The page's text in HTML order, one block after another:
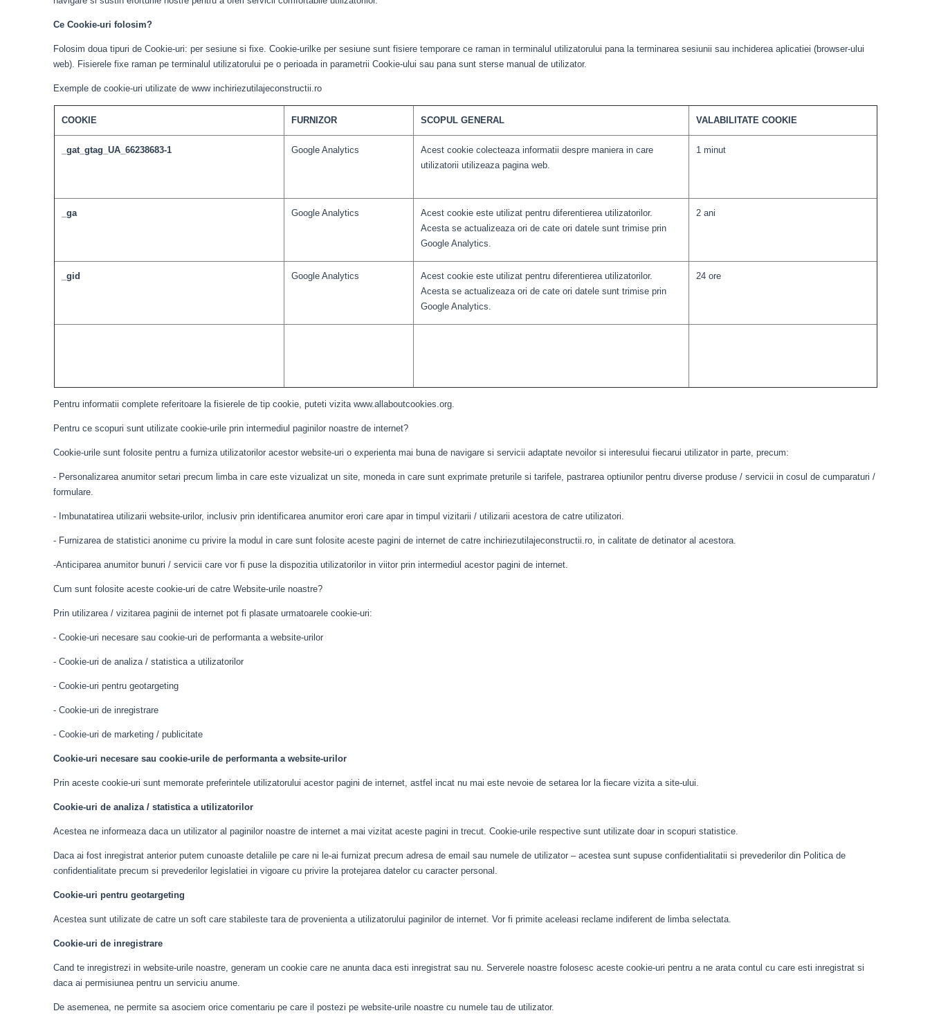
Ce Cookie-uri folosim?
Folosim doua tipuri de Cookie-uri: per sesiune si fixe. Cookie-urilke per sesiune sunt fisiere temporare ce raman in terminalul utilizatorului pana la terminarea sesiunii sau inchiderea aplicatiei (browser-ului
web). Fisierele fixe raman pe terminalul utilizatorului pe o perioada in parametrii Cookie-ului sau pana sunt sterse manual de utilizator.
Exemple de cookie-uri utilizate de www inchiriezutilajeconstructii.ro
COOKIE FURNIZOR SCOPUL GENERAL VALABILITATE COOKIE
_gat_gtag_UA_66238683-1 Google Analytics
Acest cookie colecteaza informatii despre maniera in care
utilizatorii utilizeaza pagina web.
1 minut
_ga Google Analytics
Acest cookie este utilizat pentru diferentierea utilizatorilor.
Acesta se actualizeaza ori de cate ori datele sunt trimise prin
Google Analytics.
2 ani
_gid Google Analytics
Acest cookie este utilizat pentru diferentierea utilizatorilor.
Acesta se actualizeaza ori de cate ori datele sunt trimise prin
Google Analytics.
24 ore
Pentru informatii complete referitoare la fisierele de tip cookie, puteti vizita www.allaboutcookies.org.
Pentru ce scopuri sunt utilizate cookie-urile prin intermediul paginilor noastre de internet?
Cookie-urile sunt folosite pentru a furniza utilizatorilor acestor website-uri o experienta mai buna de navigare si servicii adaptate nevoilor si interesului fiecarui utilizator in parte, precum:
- Personalizarea anumitor setari precum limba in care este vizualizat un site, moneda in care sunt exprimate preturile si tarifele, pastrarea optiunilor pentru diverse produse / servicii in cosul de cumparaturi /
formulare.
- Imbunatatirea utilizarii website-urilor, inclusiv prin identificarea anumitor erori care apar in timpul vizitarii / utilizarii acestora de catre utilizatori.
- Furnizarea de statistici anonime cu privire la modul in care sunt folosite aceste pagini de internet de catre inchiriezutilajeconstructii.ro, in calitate de detinator al acestora.
-Anticiparea anumitor bunuri / servicii care vor fi puse la dispozitia utilizatorilor in viitor prin intermediul acestor pagini de internet.
Cum sunt folosite aceste cookie-uri de catre Website-urile noastre?
Prin utilizarea / vizitarea paginii de internet pot fi plasate urmatoarele cookie-uri:
- Cookie-uri necesare sau cookie-uri de performanta a website-urilor
- Cookie-uri de analiza / statistica a utilizatorilor
- Cookie-uri pentru geotargeting
- Cookie-uri de inregistrare
- Cookie-uri de marketing / publicitate
Cookie-uri necesare sau cookie-urile de performanta a website-urilor
Prin aceste cookie-uri sunt memorate preferintele utilizatorului acestor pagini de internet, astfel incat nu mai este nevoie de setarea lor la fiecare vizita a site-ului.
Cookie-uri de analiza / statistica a utilizatorilor
Acestea ne informeaza daca un utilizator al paginilor noastre de internet a mai vizitat aceste pagini in trecut. Cookie-urile respective sunt utilizate doar in scopuri statistice.
Daca ai fost inregistrat anterior putem cunoaste detaliile pe care ni le-ai furnizat precum adresa de email sau numele de utilizator – acestea sunt supuse confidentialitatii si prevederilor din Politica de
confidentialitate precum si prevederilor legislatiei in vigoare cu privire la protejarea datelor cu caracter personal.
Cookie-uri pentru geotargeting
Acestea sunt utilizate de catre un soft care stabileste tara de provenienta a utilizatorului paginilor de internet. Vor fi primite aceleasi reclame indiferent de limba selectata.
Cookie-uri de inregistrare
Cand te inregistrezi in website-urile noastre, generam un cookie care ne anunta daca esti inregistrat sau nu. Serverele noastre folosesc aceste cookie-uri pentru a ne arata contul cu care esti inregistrat si
daca ai permisiunea pentru un serviciu anume.
De asemenea, ne permite sa asociem orice comentariu pe care il postezi pe website-urile noastre cu numele tau de utilizator.